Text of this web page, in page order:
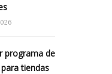
programa de
tiendas